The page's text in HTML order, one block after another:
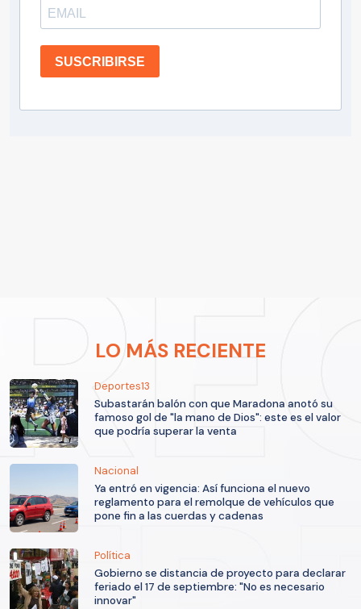
SUSCRIBIRSE
LO MÁS RECIENTE
Deportes13
Subastarán balón con que Maradona anotó su
famoso gol de "la mano de Dios": este es el valor
que podría superar la venta
Nacional
Ya entró en vigencia: Así funciona el nuevo
reglamento para el remolque de vehículos que
pone fin a las cuerdas y cadenas
Política
Gobierno se distancia de proyecto para declarar
feriado el 17 de septiembre: "No es necesario
innovar"